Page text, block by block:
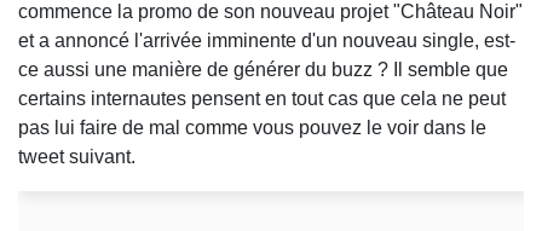
commence la promo de son nouveau projet "Château Noir"
et a annoncé l'arrivée imminente d'un nouveau single, est-
ce aussi une manière de générer du buzz ? Il semble que
certains internautes pensent en tout cas que cela ne peut
pas lui faire de mal comme vous pouvez le voir dans le
tweet suivant.